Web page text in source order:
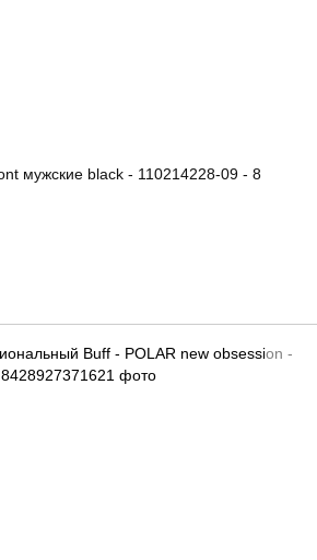
мужские black - 110214228-09 - 8